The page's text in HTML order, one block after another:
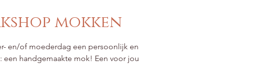
mokken
en/of moederdag een persoonlijk en
een handgemaakte mok! Een voor jou